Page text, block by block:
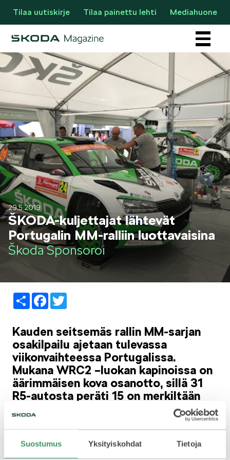
Suostumus Yksityiskohdat Tietoja
Tilaa uutiskirje Tilaa painettu lehti Mediahuone
Osastot
AJANKOHTAISTA & UUTTA
LIFESTYLE
SIMPLY CLEVER
29.5.2019
ŠKODA-kuljettajat lähtevät
Portugalin MM-ralliin luottavaisina
Škoda Sponsoroi
ShareFacebook
Kauden seitsemäs rallin MM-sarjan
osakilpailu ajetaan tulevassa
viikonvaihteessa Portugalissa.
Mukana WRC2 –luokan kapinoissa on
äärimmäisen kova osanotto, sillä 31
R5-autosta peräti 15 on merkiltään
istuessa toisessa autossa, on toinen uusista ŠKODA
FABIA R5 –autoista annettu Kalle Rovanperän